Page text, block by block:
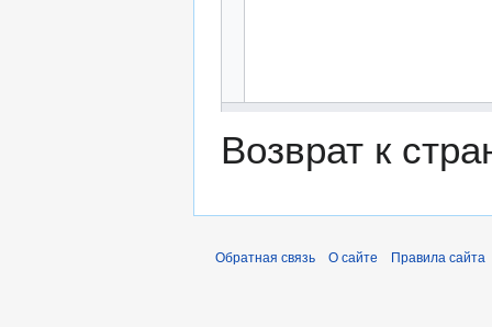
Возврат к
Обратная связь О сайте Правила сайта